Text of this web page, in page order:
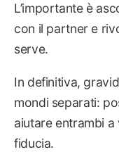
L’importante è
con il partner e
serve.
In definitiva,
mondi separati:
aiutare entrambi
fiducia.